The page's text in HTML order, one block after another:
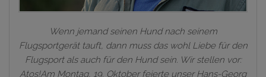
Wenn jemand seinen Hund nach seinem
Flugsportgerät tauft, dann muss das wohl Liebe für den
Flugsport als auch für den Hund sein. Wir stellen vor:
Atos!Am Montag, 19. Oktober feierte unser Hans-Georg